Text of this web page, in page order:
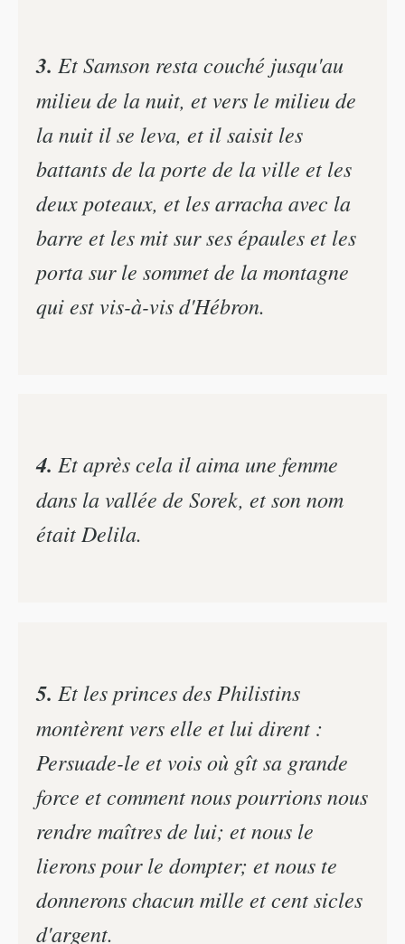
3. Et Samson resta couché jusqu'au
milieu de la nuit, et vers le milieu de
la nuit il se leva, et il saisit les
battants de la porte de la ville et les
deux poteaux, et les arracha avec la
barre et les mit sur ses épaules et les
porta sur le sommet de la montagne
qui est vis-à-vis d'Hébron.
4. Et après cela il aima une femme
dans la vallée de Sorek, et son nom
était Delila.
5. Et les princes des Philistins
montèrent vers elle et lui dirent :
Persuade-le et vois où gît sa grande
force et comment nous pourrions nous
rendre maîtres de lui; et nous le
lierons pour le dompter; et nous te
donnerons chacun mille et cent sicles
d'argent.